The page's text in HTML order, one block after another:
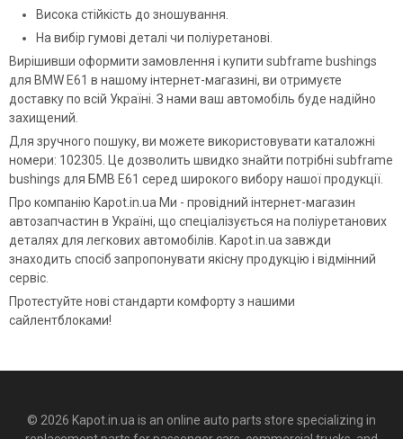
Висока стійкість до зношування.
На вибір гумові деталі чи поліуретанові.
Вирішивши оформити замовлення і купити subframe bushings
для BMW E61 в нашому інтернет-магазині, ви отримуєте
доставку по всій Україні. З нами ваш автомобіль буде надійно
захищений.
Для зручного пошуку, ви можете використовувати каталожні
номери: 102305. Це дозволить швидко знайти потрібні subframe
bushings для БМВ Е61 серед широкого вибору нашої продукції.
Про компанію Kapot.in.ua Ми - провідний інтернет-магазин
автозапчастин в Україні, що спеціалізується на поліуретанових
деталях для легкових автомобілів. Kapot.in.ua завжди
знаходить спосіб запропонувати якісну продукцію і відмінний
сервіс.
Протестуйте нові стандарти комфорту з нашими
сайлентблоками!
© 2026 Kapot.in.ua is an online auto parts store specializing in